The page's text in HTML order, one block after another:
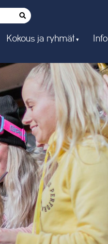
Kokous ja ryhmät Info